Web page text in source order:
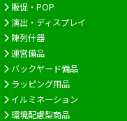
販促・POP
演出・ディスプレイ
陳列什器
運営備品
バックヤード備品
ラッピング用品
イルミネーション
環境配慮型商品